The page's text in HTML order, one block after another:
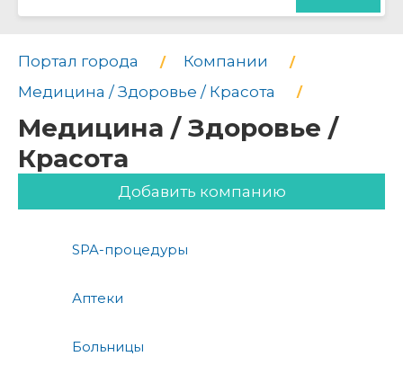
Портал города
Компании
Медицина / Здоровье / Красота
Медицина / Здоровье /
Красота
Добавить компанию
SPA-процедуры
Аптеки
Больницы